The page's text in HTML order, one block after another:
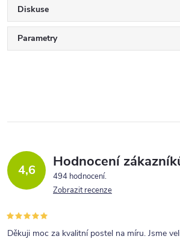
Diskuse
Parametry
4,6 Hodnocení
494 hodnocení
Zobrazit recenze
Děkuji moc za kvalitní postel na míru. Jsme